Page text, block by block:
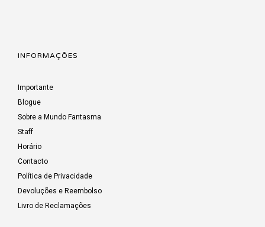
INFORMAÇÕES
Importante
Blogue
Sobre a Mundo Fantasma
Staff
Horário
Contacto
Política de Privacidade
Devoluções e Reembolso
Livro de Reclamações